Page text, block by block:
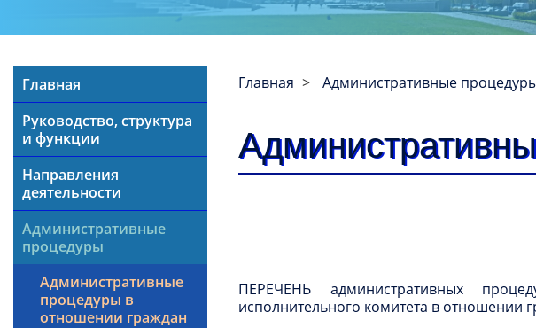
Главная
Руководство, структура
и функции
Направления
деятельности
Административные
процедуры
Административные
процедуры в
отношении граждан
Главная Административные
ПЕРЕЧЕНЬ административных
исполнительного комитета в отношении